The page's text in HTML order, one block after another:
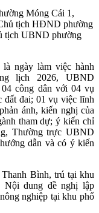
Móng Cái 1,
tịch HĐND phường
tịch UBND phường
ngày làm việc hành
lịch 2026, UBND
công dân với 04 vụ
đất đai; 01 vụ việc lĩnh
ánh, kiến nghị của
tham dự; ý kiến chỉ
Thường trực UBND
dẫn và có ý kiến
Bình, trú tại khu
Nội dung đề nghị lập
nghiệp tại khu phố